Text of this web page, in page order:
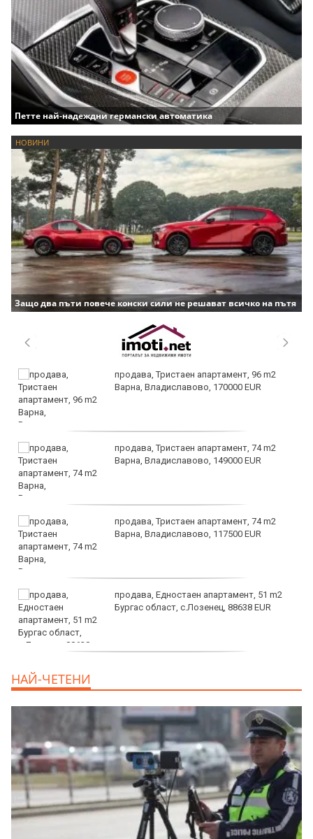
Петте най-надеждни германски автоматика
НОВИНИ
Защо два пъти повече конски сили не решават всичко на пътя
продава, Тристаен апартамент, 96 m2
Варна, Владиславово, 170000 EUR
продава, Тристаен апартамент, 74 m2
Варна, Владиславово, 149000 EUR
продава, Тристаен апартамент, 74 m2
Варна, Владиславово, 117500 EUR
продава, Едностаен апартамент, 51 m2
Бургас област, с.Лозенец, 88638 EUR
EUR
НАЙ-ЧЕТЕНИ